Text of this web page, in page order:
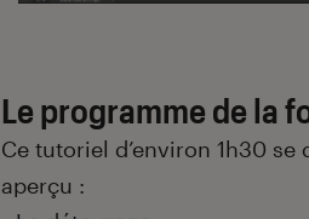
Le programme de la
Ce tutoriel d’environ 1h30
aperçu :